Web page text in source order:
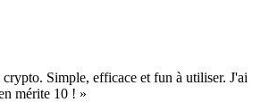
crypto. Simple, efficace et fun à utiliser. J'ai
mérite 10 ! »